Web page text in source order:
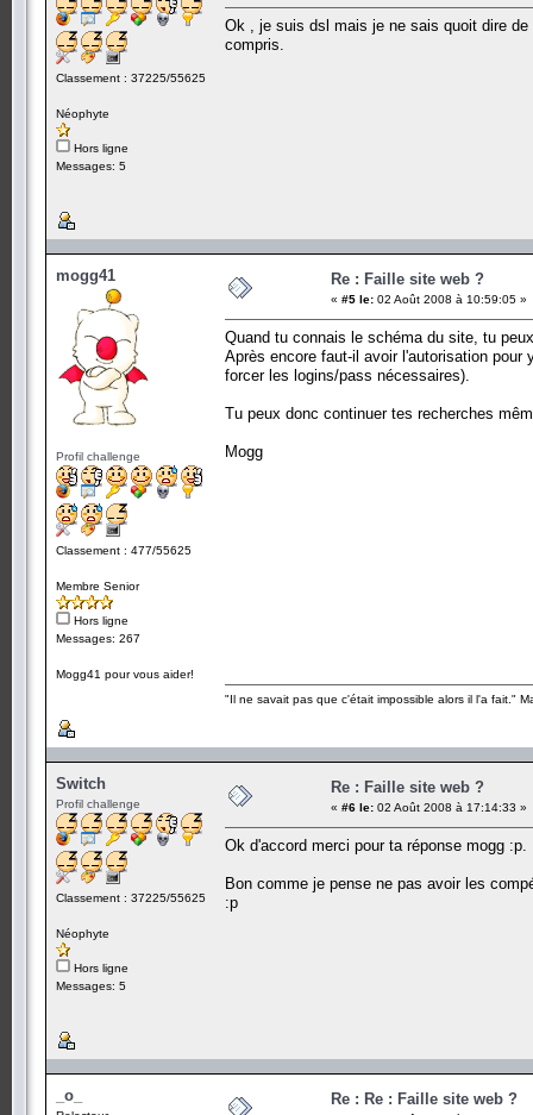
Classement : 37225/55625
Néophyte
Hors ligne
Messages: 5
Ok , je suis dsl mais je ne sais quoit dire
compris.
mogg41
Profil challenge
Classement : 477/55625
Membre Senior
Hors ligne
Messages: 267
Mogg41 pour vous aider!
Re : Faille site web ?
« #5 le: 02 Août 2008 à 10:59:05 »
Quand tu connais le schéma du site, tu
Après encore faut-il avoir l'autorisation
forcer les logins/pass nécessaires).
Tu peux donc continuer tes recherches
Mogg
"Il ne savait pas que c'était impossible alors il l'a fait."
Switch
Profil challenge
Classement : 37225/55625
Néophyte
Hors ligne
Messages: 5
Re : Faille site web ?
« #6 le: 02 Août 2008 à 17:14:33 »
Ok d'accord merci pour ta réponse mogg :p.
Bon comme je pense ne pas avoir les
:p
_o_ Re : Re : Faille site web ?